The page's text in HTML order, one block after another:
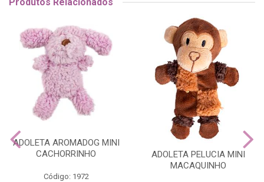
Produtos Relacionados
ADOLETA AROMADOG MINI
CACHORRINHO
Código: 1972
ADOLETA PELUCIA MINI
MACAQUINHO